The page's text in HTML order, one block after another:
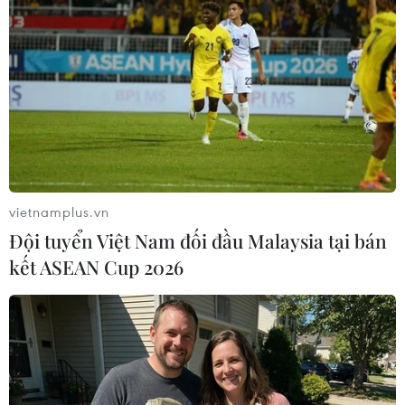
TIN LIÊN QUAN
vietnamplus.vn
Đội tuyển Việt Nam đối đầu Malaysia tại bán
kết ASEAN Cup 2026